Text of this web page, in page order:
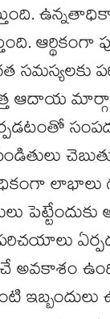
ఆర్థికంగా
సమస్యలకు
ఆదాయ
లాభాలు
అవకాశం